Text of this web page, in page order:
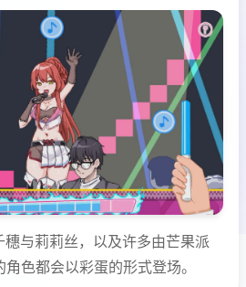
与莉莉丝，以及许多由芒果派
色都会以彩蛋的形式登场。